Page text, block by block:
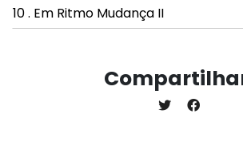
10 . Em Ritmo Mudança II